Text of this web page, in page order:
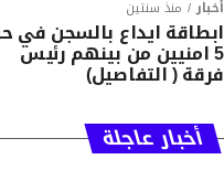
أخبار منذ سنتين
ابطاقة ايداع بالسجن في
5 امنيين من بينهم رئيس
فرقة ( التفاصيل)
أخبار عاجلة